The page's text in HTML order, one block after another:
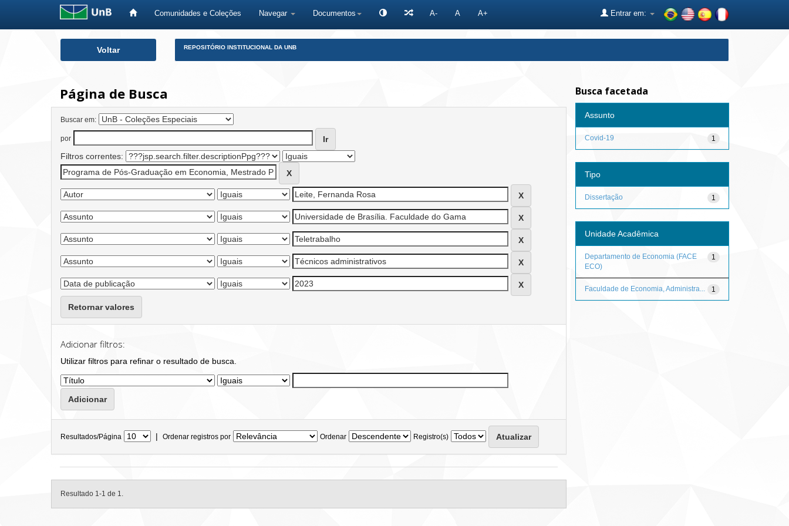
Comunidades e Coleções Navegar Documentos A- A A+ Entrar em:
Voltar REPOSITÓRIO INSTITUCIONAL DA UNB
Página de Busca
Buscar em:
por
Filtros correntes:
Retornar valores
Adicionar filtros:
Utilizar filtros para refinar o resultado de busca.
Resultados/Página | Ordenar registros por Ordenar Registro(s)
Resultado 1-1 de 1.
Busca facetada
Assunto
1
Covid-19
Tipo
1
Dissertação
Unidade Acadêmica
1
Departamento de Economia (FACE
ECO)
1
Faculdade de Economia, Administra...